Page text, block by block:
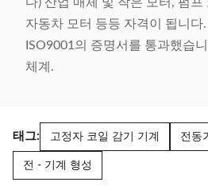
자동차 모터 등등 자격이 됩니다
ISO9001의 증명서를 통과했습
체계.
태그: 고정자 코일 감기 기계 전동
전 - 기계 형성